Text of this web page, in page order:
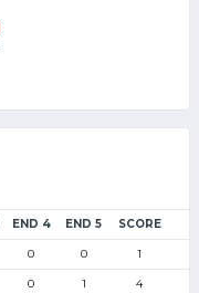
END 4 END 5 SCORE
0 0 1
0 1 4